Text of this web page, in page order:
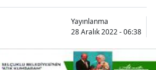
Ankara
Antalya
Artvin
Yayınlanma
28 Aralık 2022 - 06:38